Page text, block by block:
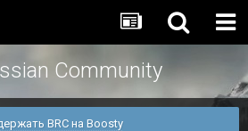
Community
BRC на Boosty